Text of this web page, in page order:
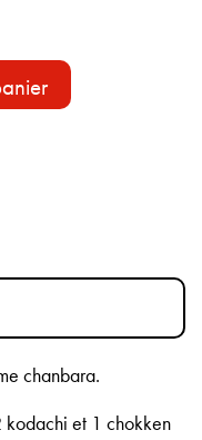
chanbara.
kodachi et 1 chokken